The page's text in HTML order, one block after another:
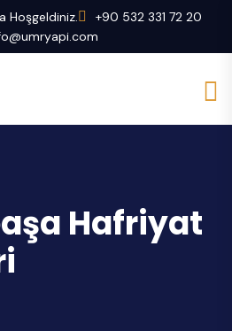
Hoşgeldiniz.
+90 532 331 72 20
Hafriyat